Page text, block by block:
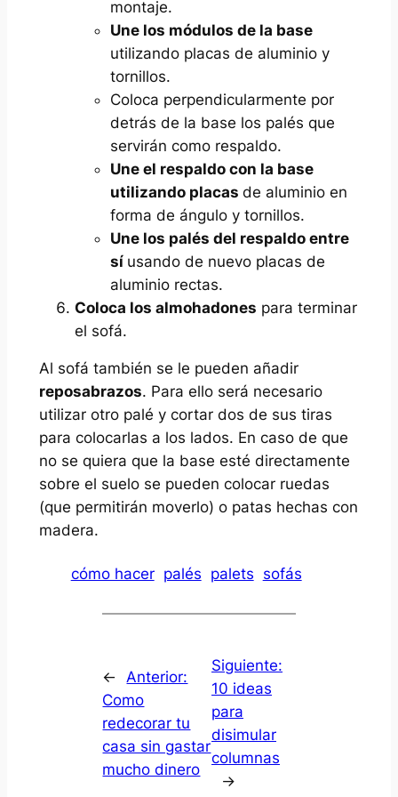
montaje.
Une los módulos de la base
utilizando placas de aluminio y
tornillos.
Coloca perpendicularmente por
detrás de la base los palés que
servirán como respaldo.
Une el respaldo con la base
utilizando placas de aluminio en
forma de ángulo y tornillos.
Une los palés del respaldo entre
sí usando de nuevo placas de
aluminio rectas.
Coloca los almohadones para terminar
el sofá.
Al sofá también se le pueden añadir
reposabrazos. Para ello será necesario
utilizar otro palé y cortar dos de sus tiras
para colocarlas a los lados. En caso de que
no se quiera que la base esté directamente
sobre el suelo se pueden colocar ruedas
(que permitirán moverlo) o patas hechas con
madera.
cómo hacer palés palets sofás
←
Anterior:
Como
redecorar tu
casa sin gastar
mucho dinero
Siguiente:
10 ideas
para
disimular
columnas
→